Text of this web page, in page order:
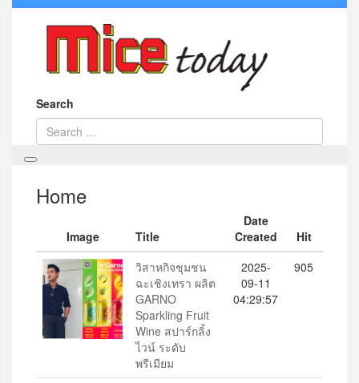
Search
Home
Image Title
Date
Created
Hit
วิสาหกิจชุมชน
ฉะเชิงเทรา ผลิต
GARNO
Sparkling Fruit
Wine สปาร์กลิ้ง
ไวน์ ระดับ
พรีเมียม
2025-
09-11
04:29:57
905